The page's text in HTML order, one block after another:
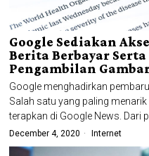
Google Sediakan
Berita Berbayar
Pengambilan
Google menghadirkan
Salah satu yang paling
terapkan di Google News. Dari
December 4, 2020 Internet